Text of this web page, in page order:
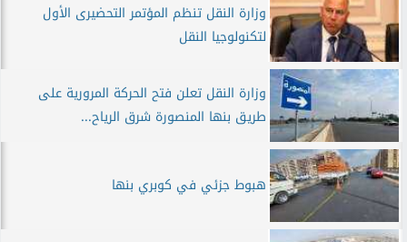
وزارة النقل تنظم المؤتمر التحضيرى الأول
لتكنولوجيا النقل
وزارة النقل تعلن فتح الحركة المرورية على
طريق بنها المنصورة شرق الرياح...
هبوط جزئي في كوبري بنها